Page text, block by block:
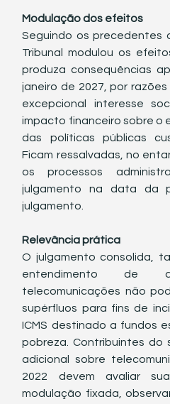
Modulação dos efeitos
Seguindo os precedentes
Tribunal modulou os
produza consequências
janeiro de 2027, por
excepcional interesse
impacto financeiro sobre o
das políticas públicas
Ficam ressalvadas, no
os processos
julgamento na data da
julgamento.
Relevância prática
O julgamento consolida,
entendimento de
telecomunicações não
supérfluos para fins de
ICMS destinado a fundos
pobreza. Contribuintes do
adicional sobre
2022 devem avaliar
modulação fixada,